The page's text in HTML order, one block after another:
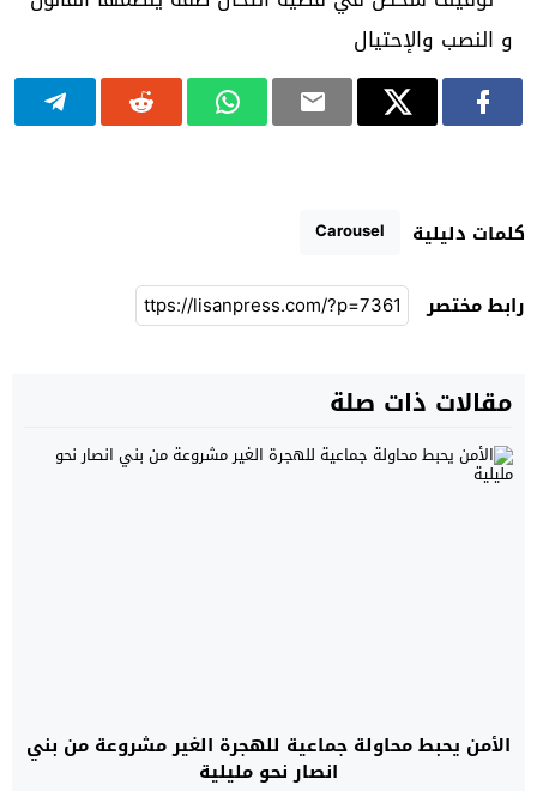
كلمات دليلية Carousel
رابط مختصر
مقالات ذات صلة
الأمن يحبط محاولة جماعية للهجرة الغير مشروعة من بني
انصار نحو مليلية